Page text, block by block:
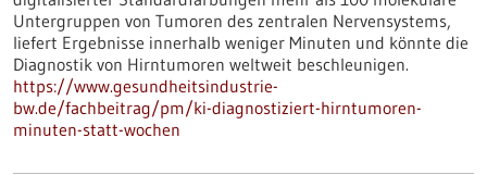
Untergruppen von Tumoren des zentralen Nervensystems,
liefert Ergebnisse innerhalb weniger Minuten und könnte die
Diagnostik von Hirntumoren weltweit beschleunigen.
https://www.gesundheitsindustrie-
bw.de/fachbeitrag/pm/ki-diagnostiziert-hirntumoren-
minuten-statt-wochen